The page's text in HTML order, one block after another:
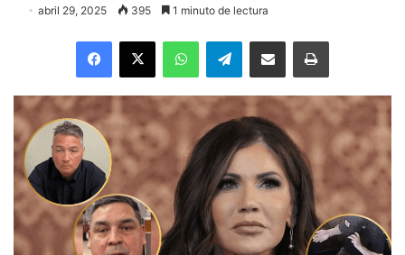
abril 29, 2025 395 1 minuto de lectura
Facebook
X WhatsAppTelegramEnviar vía email Imprimir